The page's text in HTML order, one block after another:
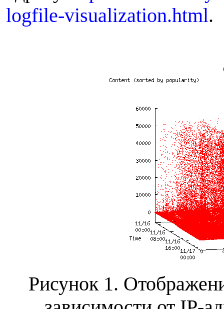
logfile-visualization.html.
Рисунок 1.